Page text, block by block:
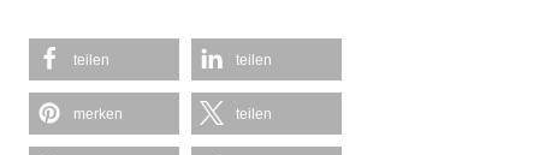
teilen teilen
merken teilen